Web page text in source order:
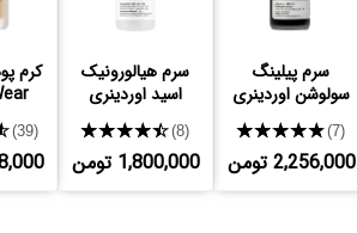
سرم پیلینگ
سولوشن اوردینری
★★★★★(7)
2,256,000 تومن
سرم هیالورونیک
اسید اوردینری
★★★★★(8)
1,800,000 تومن
کرم
(39)